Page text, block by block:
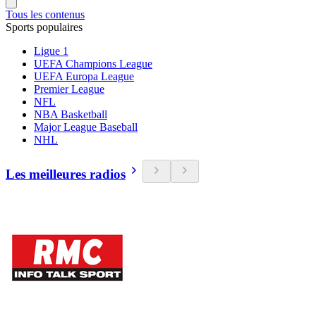
Tous les contenus
Sports populaires
Ligue 1
UEFA Champions League
UEFA Europa League
Premier League
NFL
NBA Basketball
Major League Baseball
NHL
Les meilleures radios